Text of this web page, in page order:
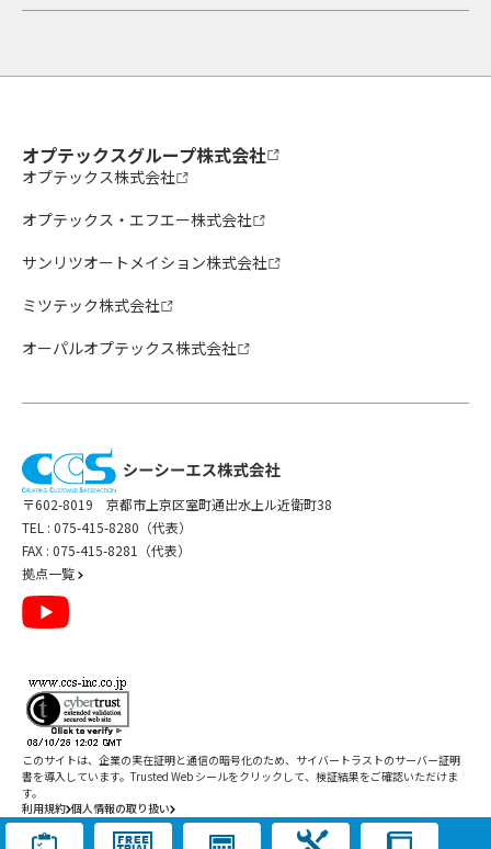
オプテックスグループ株式会社
オプテックス株式会社
オプテックス・エフエー株式会社
サンリツオートメイション株式会社
ミツテック株式会社
オーパルオプテックス株式会社
〒602-8019 京都市上京区室町通出水上ル近衛町38
TEL : 075-415-8280（代表）
FAX : 075-415-8281（代表）
拠点一覧
利用規約 個人情報の取り扱い
Copyright ©
2026CCS Inc. All Rights Reserved.
このサイトは、企業の実在証明と通信の暗号化のため、サイバートラストのサーバー証明
書を導入しています。Trusted Web シールをクリックして、検証結果をご確認いただけま
す。